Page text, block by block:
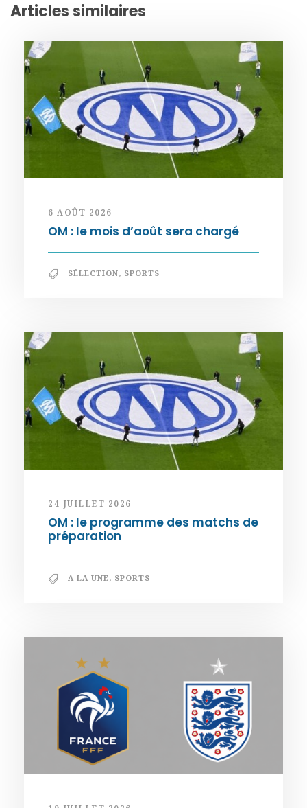
Articles similaires
6 AOÛT 2026
OM : le mois d’août sera chargé
SÉLECTION, SPORTS
24 JUILLET 2026
OM : le programme des matchs de
préparation
A LA UNE, SPORTS